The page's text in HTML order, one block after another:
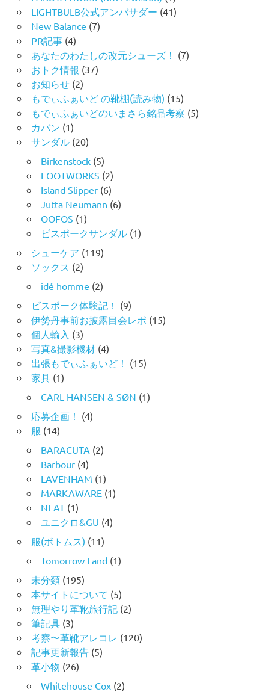
LIGHTBULB公式アンバサダー (41)
New Balance (7)
PR記事(4)
あなたのわたしの改元シューズ！ (7)
おトク情報 (37)
お知らせ(2)
もでぃふぁいど の靴棚(読み物) (15)
もでぃふぁいどのいまさら銘品考察 (5)
カバン (1)
サンダル(20)
Birkenstock(5)
FOOTWORKS (2)
Island Slipper(6)
Jutta Neumann (6)
OOFOS (1)
ビスポークサンダル(1)
シューケア (119)
ソックス (2)
idé homme (2)
ビスポーク体験記！ (9)
伊勢丹事前お披露目会レポ (15)
個人輸入 (3)
写真&撮影機材(4)
出張もでぃふぁいど！ (15)
家具(1)
CARL HANSEN & SØN (1)
応募企画！ (4)
服 (14)
BARACUTA (2)
Barbour(4)
LAVENHAM (1)
MARKAWARE(1)
NEAT(1)
ユニクロ&GU (4)
服(ボトムス) (11)
Tomorrow Land(1)
未分類(195)
本サイトについて (5)
無理やり革靴旅行記 (2)
筆記具(3)
考察〜革靴アレコレ (120)
記事更新報告(5)
革小物 (26)
Whitehouse Cox(2)